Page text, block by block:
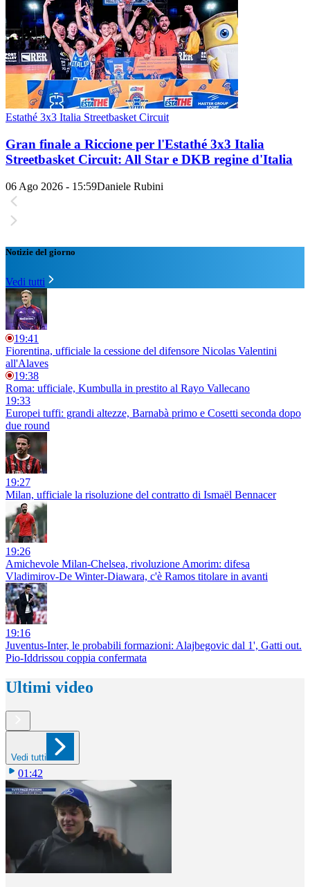
Estathé 3x3 Italia Streetbasket Circuit
Gran finale a Riccione per l'Estathé 3x3 Italia
Streetbasket Circuit: All Star e DKB regine d'Italia
06 Ago 2026 - 15:59Daniele Rubini
Notizie del giorno
Vedi tutti
19:41
Fiorentina, ufficiale la cessione del difensore Nicolas Valentini
all'Alaves
19:38
Roma: ufficiale, Kumbulla in prestito al Rayo Vallecano
19:33
Europei tuffi: grandi altezze, Barnabà primo e Cosetti seconda dopo
due round
19:27
Milan, ufficiale la risoluzione del contratto di Ismaël Bennacer
19:26
Amichevole Milan-Chelsea, rivoluzione Amorim: difesa
Vladimirov-De Winter-Diawara, c'è Ramos titolare in avanti
19:16
Juventus-Inter, le probabili formazioni: Alajbegovic dal 1', Gatti out.
Pio-Iddrissou coppia confermata
Ultimi video
Vedi tutti
01:42